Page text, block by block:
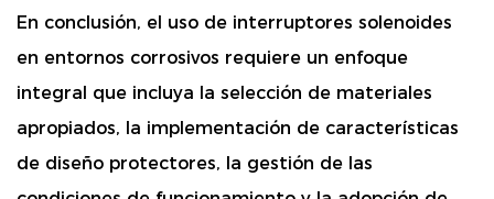
En conclusión, el uso de interruptores solenoides
en entornos corrosivos requiere un enfoque
integral que incluya la selección de materiales
apropiados, la implementación de características
de diseño protectores, la gestión de las